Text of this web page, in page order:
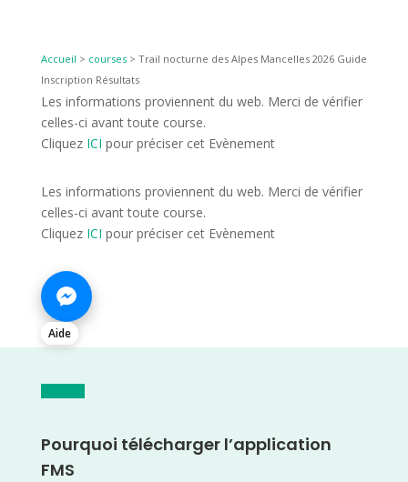
Accueil > courses> Trail nocturne des Alpes Mancelles 2026 Guide
Inscription Résultats
Les informations proviennent du web. Merci de vérifier
celles-ci avant toute course.
Cliquez ICI pour préciser cet Evènement
Les informations proviennent du web. Merci de vérifier
celles-ci avant toute course.
Cliquez ICI pour préciser cet Evènement
Aide
Pourquoi télécharger l’application
FMS